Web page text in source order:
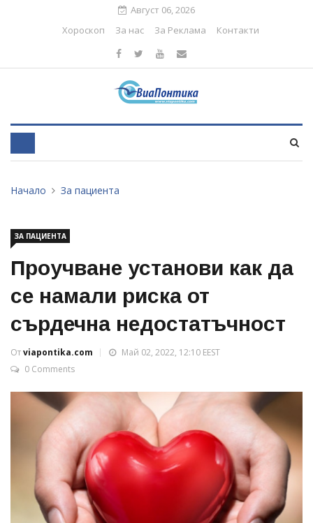
Август 06, 2026
Хороскоп
За нас За Реклама Контакти
Начало За пациента
ЗА ПАЦИЕНТА
Проучване установи как да
се намали риска от
сърдечна недостатъчност
Отviapontika.com
Май 02, 2022, 12:10 EEST
0 Comments